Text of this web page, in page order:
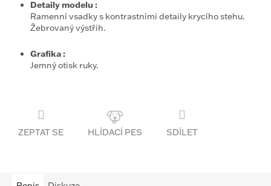
Detaily modelu :
Ramenní vsadky s kontrastními detaily krycího stehu.
Žebrovaný výstřih.
Grafika:
Jemný otisk ruky.
ZEPTAT SE SDÍLET